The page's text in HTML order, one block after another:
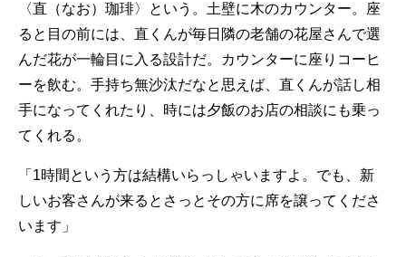
〈直（なお）珈琲〉という。土壁に木のカウンター。座
ると目の前には、直くんが毎日隣の老舗の花屋さんで選
んだ花が一輪目に入る設計だ。カウンターに座りコーヒ
ーを飲む。手持ち無沙汰だなと思えば、直くんが話し相
手になってくれたり、時には夕飯のお店の相談にも乗っ
てくれる。
「1時間という方は結構いらっしゃいますよ。でも、新
しいお客さんが来るとさっとその方に席を譲ってくださ
います」